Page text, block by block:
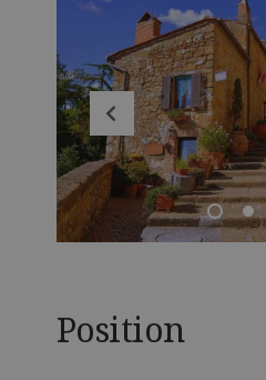
Position